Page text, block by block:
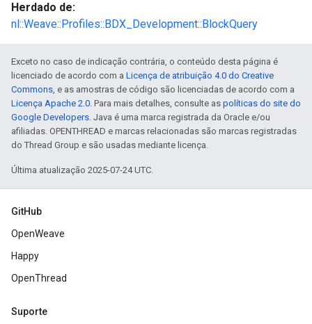
Herdado de:
nl::Weave::Profiles::BDX_Development::BlockQuery
Exceto no caso de indicação contrária, o conteúdo desta página é
licenciado de acordo com a Licença de atribuição 4.0 do Creative
Commons, e as amostras de código são licenciadas de acordo com a
Licença Apache 2.0. Para mais detalhes, consulte as políticas do site do
Google Developers. Java é uma marca registrada da Oracle e/ou
afiliadas. OPENTHREAD e marcas relacionadas são marcas registradas
do Thread Group e são usadas mediante licença.
Última atualização 2025-07-24 UTC.
GitHub
OpenWeave
Happy
OpenThread
Suporte